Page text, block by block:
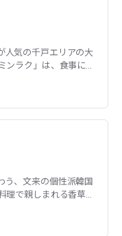
人気の千戸エリアの大
ラク」は、食事にな
う、文来の個性派韓国
理で親しまれる香草